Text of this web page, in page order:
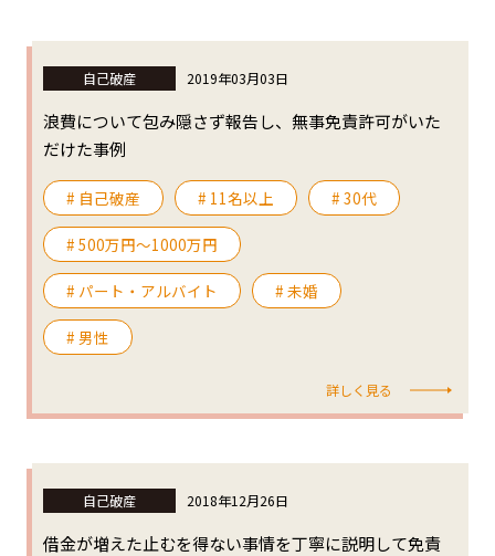
自己破産 2019年03月03日
浪費について包み隠さず報告し、無事免責許可がいた
だけた事例
# 自己破産 # 11名以上 # 30代
# 500万円〜1000万円
# パート・アルバイト # 未婚
# 男性
詳しく見る
自己破産 2018年12月26日
借金が増えた止むを得ない事情を丁寧に説明して免責